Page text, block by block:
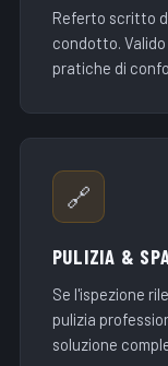
Referto scritto
condotto.
pratiche di
🔗
PULIZIA &
Se l'ispezione
pulizia
soluzione